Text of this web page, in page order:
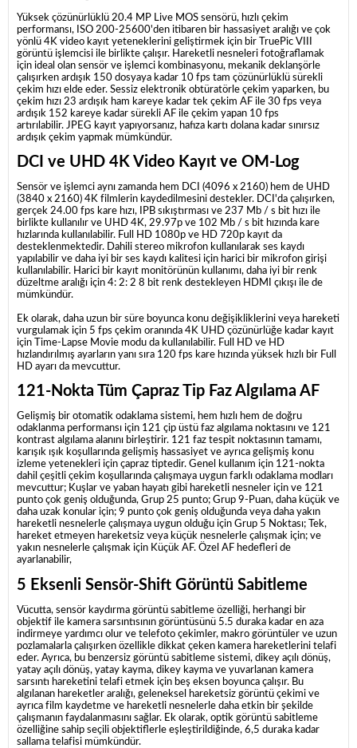
Yüksek çözünürlüklü 20.4 MP Live MOS sensörü, hızlı çekim
performansı, ISO 200-25600'den itibaren bir hassasiyet aralığı ve çok
yönlü 4K video kayıt yeteneklerini geliştirmek için bir TruePic VIII
görüntü işlemcisi ile birlikte çalışır. Hareketli nesneleri fotoğraflamak
için ideal olan sensör ve işlemci kombinasyonu, mekanik deklanşörle
çalışırken ardışık 150 dosyaya kadar 10 fps tam çözünürlüklü sürekli
çekim hızı elde eder. Sessiz elektronik obtüratörle çekim yaparken, bu
çekim hızı 23 ardışık ham kareye kadar tek çekim AF ile 30 fps veya
ardışık 152 kareye kadar sürekli AF ile çekim yapan 10 fps
artırılabilir. JPEG kayıt yapıyorsanız, hafıza kartı dolana kadar sınırsız
ardışık çekim yapmak mümkündür.
DCI ve UHD 4K Video Kayıt ve OM-Log
Sensör ve işlemci aynı zamanda hem DCI (4096 x 2160) hem de UHD
(3840 x 2160) 4K filmlerin kaydedilmesini destekler. DCI'da çalışırken,
gerçek 24.00 fps kare hızı, IPB sıkıştırması ve 237 Mb / s bit hızı ile
birlikte kullanılır ve UHD 4K, 29.97p ve 102 Mb / s bit hızında kare
hızlarında kullanılabilir. Full HD 1080p ve HD 720p kayıt da
desteklenmektedir. Dahili stereo mikrofon kullanılarak ses kaydı
yapılabilir ve daha iyi bir ses kaydı kalitesi için harici bir mikrofon girişi
kullanılabilir. Harici bir kayıt monitörünün kullanımı, daha iyi bir renk
düzeltme aralığı için 4: 2: 2 8 bit renk destekleyen HDMI çıkışı ile de
mümkündür.
Ek olarak, daha uzun bir süre boyunca konu değişikliklerini veya hareketi
vurgulamak için 5 fps çekim oranında 4K UHD çözünürlüğe kadar kayıt
için Time-Lapse Movie modu da kullanılabilir. Full HD ve HD
hızlandırılmış ayarların yanı sıra 120 fps kare hızında yüksek hızlı bir Full
HD ayarı da mevcuttur.
121-Nokta Tüm Çapraz Tip Faz Algılama AF
Gelişmiş bir otomatik odaklama sistemi, hem hızlı hem de doğru
odaklanma performansı için 121 çip üstü faz algılama noktasını ve 121
kontrast algılama alanını birleştirir. 121 faz tespit noktasının tamamı,
karışık ışık koşullarında gelişmiş hassasiyet ve ayrıca gelişmiş konu
izleme yetenekleri için çapraz tiptedir. Genel kullanım için 121-nokta
dahil çeşitli çekim koşullarında çalışmaya uygun farklı odaklama modları
mevcuttur; Kuşlar ve yaban hayatı gibi hareketli nesneler için ve 121
punto çok geniş olduğunda, Grup 25 punto; Grup 9-Puan, daha küçük ve
daha uzak konular için; 9 punto çok geniş olduğunda veya daha yakın
hareketli nesnelerle çalışmaya uygun olduğu için Grup 5 Noktası;
Tek,
hareket etmeyen hareketsiz veya küçük nesnelerle çalışmak için; ve
yakın nesnelerle çalışmak için Küçük AF. Özel AF hedefleri de
ayarlanabilir,
5 Eksenli Sensör-Shift Görüntü Sabitleme
Vücutta, sensör kaydırma görüntü sabitleme özelliği, herhangi bir
objektif ile kamera sarsıntısının görüntüsünü 5.5 duraka kadar en aza
indirmeye yardımcı olur ve telefoto çekimler, makro görüntüler ve uzun
pozlamalarla çalışırken özellikle dikkat çeken kamera hareketlerini telafi
eder. Ayrıca, bu benzersiz görüntü sabitleme sistemi, dikey açılı dönüş,
yatay açılı dönüş, yatay kayma, dikey kayma ve yuvarlanan kamera
sarsıntı hareketini telafi etmek için beş eksen boyunca çalışır. Bu
algılanan hareketler aralığı, geleneksel hareketsiz görüntü çekimi ve
ayrıca film kaydetme ve hareketli nesnelerle daha etkin bir şekilde
çalışmanın faydalanmasını sağlar. Ek olarak, optik görüntü sabitleme
özelliğine sahip seçili objektiflerle eşleştirildiğinde, 6,5 duraka kadar
sallama telafisi mümkündür.